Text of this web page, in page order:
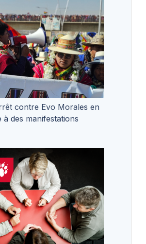
contre Evo Morales en
à des manifestations